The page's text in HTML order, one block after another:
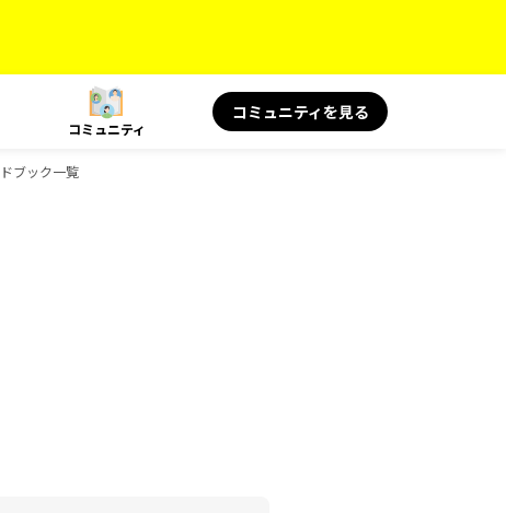
コミュニティ
コミュニティを見る
ブック一覧